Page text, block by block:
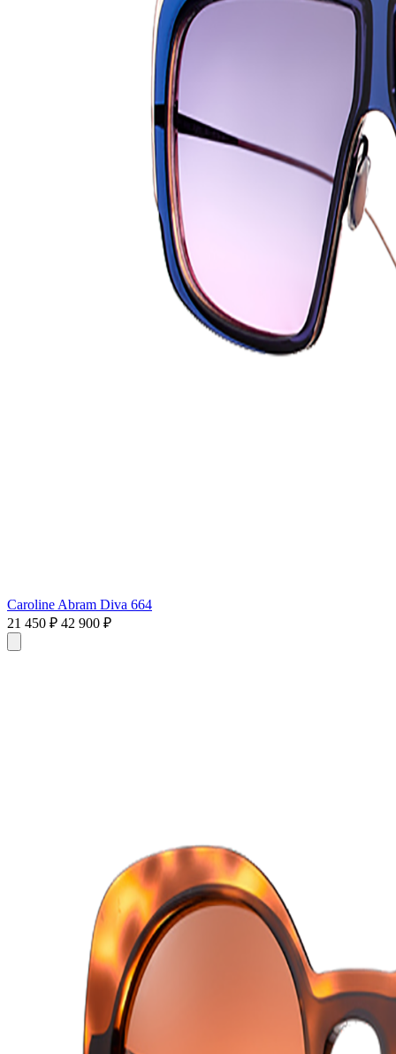
Caroline Abram Diva 664
21 450 ₽ 42 900 ₽